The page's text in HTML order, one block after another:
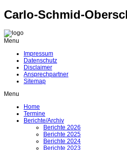
Carlo-Schmid-
Menu
Impressum
Datenschutz
Disclaimer
Ansprechpartner
Sitemap
Menu
Home
Termine
Berichte/Archiv
Berichte 2026
Berichte 2025
Berichte 2024
Berichte 2023